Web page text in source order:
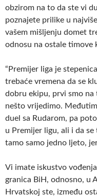
obzirom na to da ste vi
poznajete prilike u
vašem mišljenju domet
odnosu na ostale timove
“Premijer liga je
trebaće vremena da se
dobru ekipu, prvi smo na
nešto vrijedimo.
duel sa Rudarom, pa
u Premijer ligu, ali i da
tamo samo jedno ljeto,
Vi imate iskustvo
granica BiH, odnosno, u
Hrvatskoj ste, između